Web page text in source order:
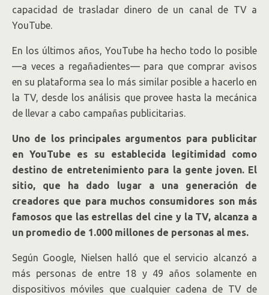
capacidad de trasladar dinero de un canal de TV a
YouTube.
En los últimos años, YouTube ha hecho todo lo posible
—a veces a regañadientes— para que comprar avisos
en su plataforma sea lo más similar posible a hacerlo en
la TV, desde los análisis que provee hasta la mecánica
de llevar a cabo campañas publicitarias.
Uno de los principales argumentos para publicitar
en YouTube es su establecida legitimidad como
destino de entretenimiento para la gente joven. El
sitio, que ha dado lugar a una generación de
creadores que para muchos consumidores son más
famosos que las estrellas del cine y la TV, alcanza a
un promedio de 1.000 millones de personas al mes.
Según Google, Nielsen halló que el servicio alcanzó a
más personas de entre 18 y 49 años solamente en
dispositivos móviles que cualquier cadena de TV de